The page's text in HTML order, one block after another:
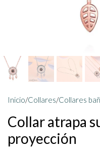
Inicio/Collares/Collares
Collar atrapa
proyección